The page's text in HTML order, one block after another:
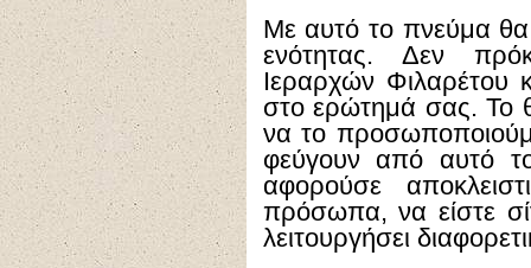
Με αυτό το πνεύμα θα
ενότητας. Δεν
Ιεραρχών Φιλαρέτου
στο ερώτημά σας. Το
να το
φεύγουν από αυτό
αφορούσε
πρόσωπα, να είστε
λειτουργήσει